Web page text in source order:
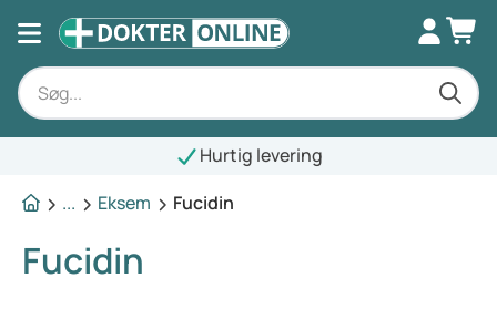
Hurtig levering
...
Eksem Fucidin
Fucidin